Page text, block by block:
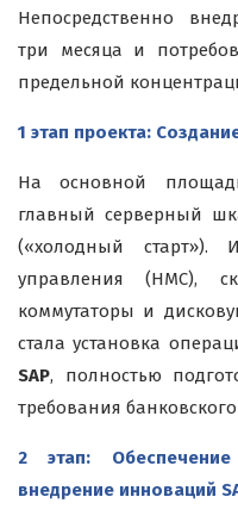
Непосредственно
три месяца и
предельной
1 этап проекта:
На основной
главный серверный
(«холодный старт»).
управления (HMC),
коммутаторы и
стала установка
SAP, полностью
требования
2 этап: Обеспечение
внедрение инноваций